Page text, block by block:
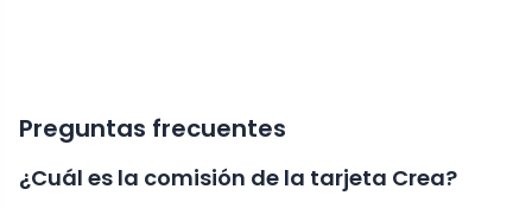
Preguntas frecuentes
¿Cuál es la comisión de la tarjeta Crea?